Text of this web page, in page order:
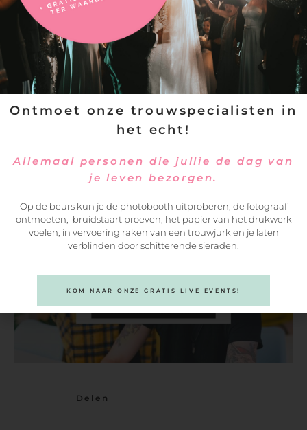
Delen
Ontmoet onze trouwspecialisten in
het echt!
Allemaal personen die jullie de dag van
je leven bezorgen.
Op de beurs kun je de photobooth uitproberen, de fotograaf
ontmoeten, bruidstaart proeven, het papier van het drukwerk
voelen, in vervoering raken van een trouwjurk en je laten
verblinden door schitterende sieraden.
KOM NAAR ONZE GRATIS LIVE EVENTS!